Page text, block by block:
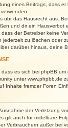
eines Beitrags, dass
übt das Hausrecht aus.
und dir ein Hausverbot
der Betreiber keine
zu löschen oder
darüber hinaus, deine
es sich bei phpBB um
unter www.phpbb.de
Inhalte fremder Foren
der Verletzung
gilt auch für mittelbare
Verbrauchern außer bei